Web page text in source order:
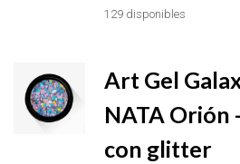
129 disponibles
Art Gel
NATA Orión
con glitter